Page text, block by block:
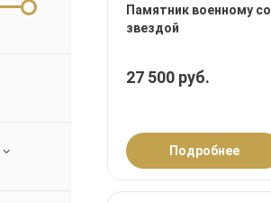
Памятник военному со
звездой
27 500 руб.
Подробнее